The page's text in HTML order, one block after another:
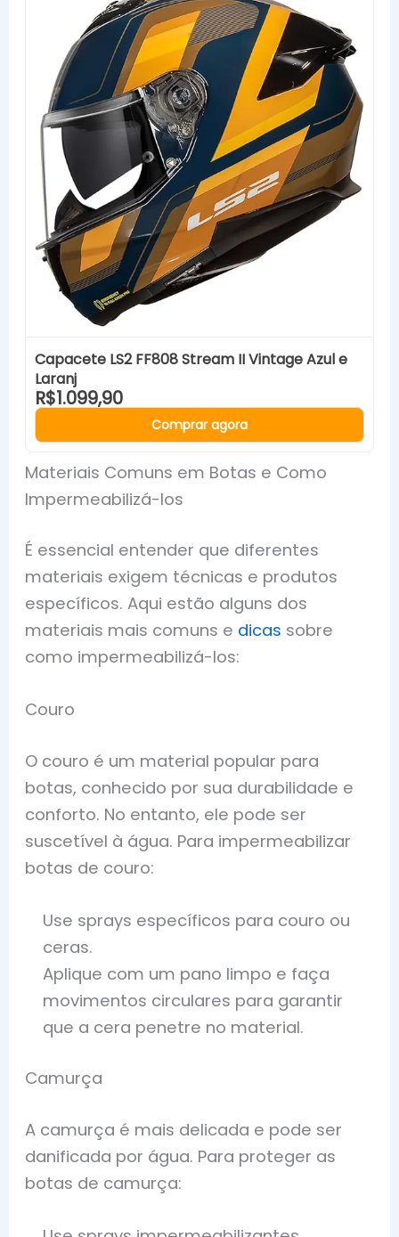
Capacete LS2 FF808 Stream II Vintage Azul e
Laranj
R$1.099,90
Comprar agora
Materiais Comuns em Botas e Como
Impermeabilizá-los
É essencial entender que diferentes
materiais exigem técnicas e produtos
específicos. Aqui estão alguns dos
materiais mais comuns e dicas sobre
como impermeabilizá-los:
Couro
O couro é um material popular para
botas, conhecido por sua durabilidade e
conforto. No entanto, ele pode ser
suscetível à água. Para impermeabilizar
botas de couro:
Use sprays específicos para couro ou
ceras.
Aplique com um pano limpo e faça
movimentos circulares para garantir
que a cera penetre no material.
Camurça
A camurça é mais delicada e pode ser
danificada por água. Para proteger as
botas de camurça: